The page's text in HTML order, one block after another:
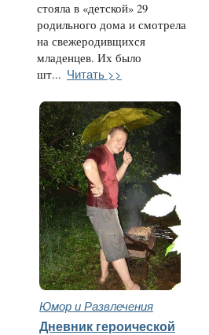
стояла в «детской» 29
родильного дома и смотрела
на свежеродивщихся
младенцев. Их было
шт... Читать >>
Юмор и Развлечения
Дневник героической